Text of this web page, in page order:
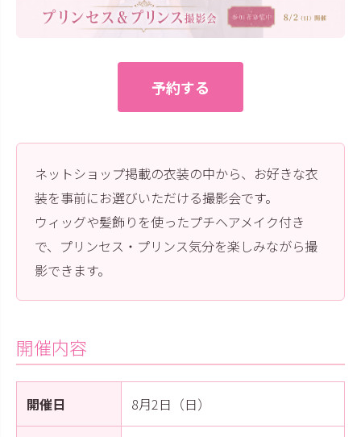
小物・アクセ パニエ
コスチューム アウター
インナー・パニエ アクセサリー
ジュエリー
舞台で輝くステージ衣装
フラワーガール・リングボーイ・ゲ
Graduation & Entrance
卒業式・入学式
きちんと感のあるフォーマル
Shichi-Go-San
七五三
3歳・5歳・7歳の晴れの日
レンタルのご案内
汚れ・キズ・破損の補償
Buy & Support ご購入・サポート
販売・共通のご案内
品質・返品・お手入れ
08 送料・お支払い
電話・メール・LINE
Atelier
実店舗 つくば店
茨城県土浦市大町14-16-1F
10:00–18:00（完全予約制）
店舗を予約する →
Photography
予約する
ネットショップ掲載の衣装の中から、お好きな衣
装を事前にお選びいただける撮影会です。
ウィッグや髪飾りを使ったプチヘアメイク付き
で、プリンセス・プリンス気分を楽しみながら撮
影できます。
開催内容
開催日 8月2日（日）